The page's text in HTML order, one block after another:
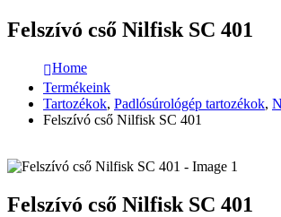
Felszívó cső Nilfisk SC 401
Home
Termékeink
Tartozékok, Padlósúrológép tartozékok,
Felszívó cső Nilfisk SC 401
Felszívó cső Nilfisk SC 401